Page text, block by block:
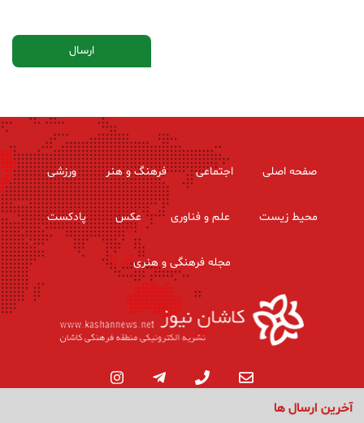
آخرین ارسال ها
صفحه اصلی اجتماعی فرهنگ و هنر ورزشی
محیط زیست علم و فناوری عکس پادکست
مجله فرهنگی و هنری